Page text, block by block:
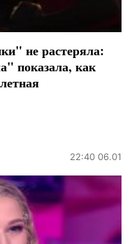
не растеряла:
показала, как
22:40 06.01